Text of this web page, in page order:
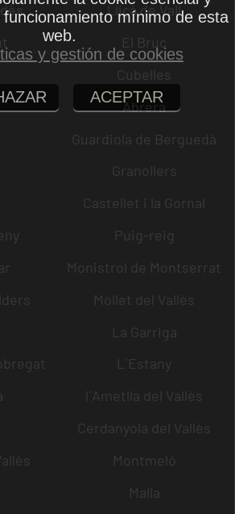
Lliçà de Vall
El Bruc
Cubelles
Abrera
Guardiola de Berguedà
Granollers
Castellet i la Gornal
Puig-reig
Monistrol de Montserrat
Mollet del Vallès
La Garriga
L´Estany
l´Ametlla del Vallès
Cerdanyola del Vallès
Montmeló
Malla
funcionamiento mínimo de esta
web.
y gestión de cookies
ACEPTAR